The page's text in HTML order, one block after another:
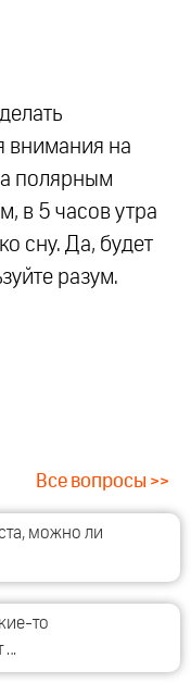
внимания на
полярным
в 5 часов утра
сну. Да, будет
разум.
Все вопросы >>
можно ли
то
…